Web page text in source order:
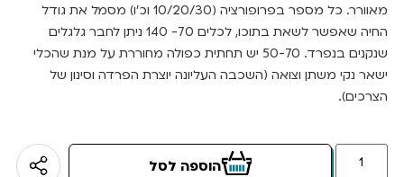
מאוורר. כל מספר בפרופורציה (10/20/30 וכ’ו) מסמל את גודל
החיה שאפשר לשאת בתוכו, לכלים 70- 140 ניתן לחבר גלגלים
שנקנים בנפרד. 50-70 יש תחתית כפולה מחוררת על מנת שהכלי
ישאר נקי משתן וצואה (השכבה העליונה יוצרת הפרדה וסינון של
הצרכים).
הוספה לסל